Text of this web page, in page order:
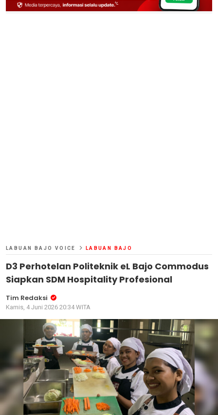
LABUAN BAJO VOICE LABUAN BAJO
D3 Perhotelan Politeknik eL Bajo Commodus
Siapkan SDM Hospitality Profesional
Tim Redaksi
Kamis, 4 Juni 2026 20:34 WITA